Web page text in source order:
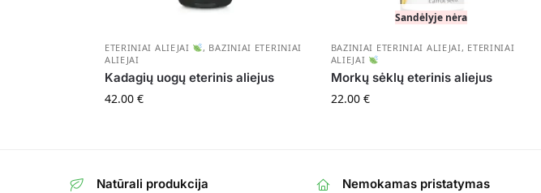
ETERINIAI ALIEJAI , BAZINIAI ETERINIAI
ALIEJAI
Kadagių uogų eterinis aliejus
42.00 €
Sandėlyje nėra
BAZINIAI ETERINIAI ALIEJAI, ETERINIAI
ALIEJAI
Morkų sėklų eterinis aliejus
22.00 €
Natūrali produkcija Nemokamas pristatymas